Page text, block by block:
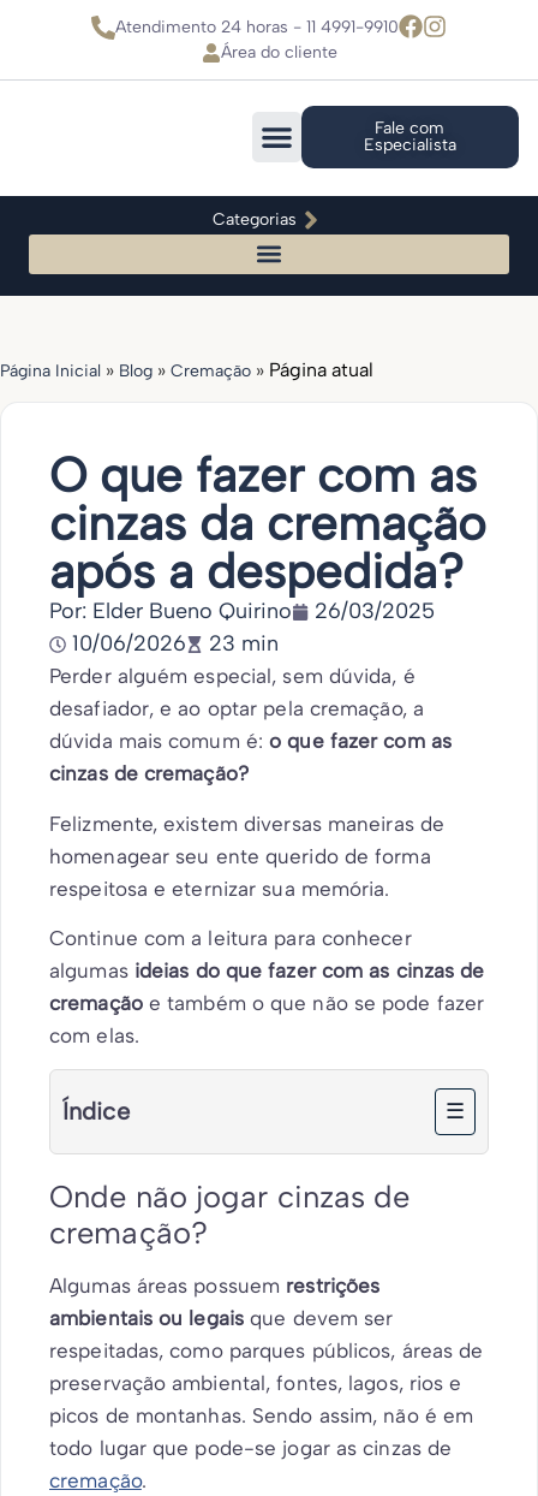
Atendimento 24 horas - 11 4991-9910
Área do cliente
Fale com
Especialista
Categorias
Página Inicial » Blog » Cremação » Página atual
O que fazer com as
cinzas da cremação
após a despedida?
Por: Elder Bueno Quirino
26/03/2025
10/06/2026
23 min
Perder alguém especial, sem dúvida, é
desafiador, e ao optar pela cremação, a
dúvida mais comum é:o que fazer com as
cinzas de cremação?
Felizmente, existem diversas maneiras de
homenagear seu ente querido de forma
respeitosa e eternizar sua memória.
Continue com a leitura para conhecer
algumas ideias do que fazer com as cinzas de
cremaçãoe também o que não se pode fazer
com elas.
Índice ☰
Onde não jogar cinzas de
cremação?
Algumas áreas possuem restrições
ambientais ou legais que devem ser
respeitadas, como parques públicos, áreas de
preservação ambiental, fontes, lagos, rios e
picos de montanhas. Sendo assim, não é em
todo lugar que pode-se jogar as cinzas de
cremação.